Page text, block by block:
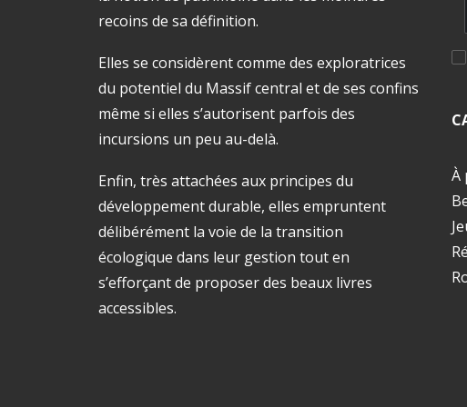
recoins de sa définition.
Elles se considèrent comme des exploratrices
du potentiel du Massif central et de ses confins
même si elles s’autorisent parfois des
incursions un peu au-delà.
Enfin, très attachées aux principes du
développement durable, elles empruntent
délibérément la voie de la transition
écologique dans leur gestion tout en
s’efforçant de proposer des beaux livres
accessibles.
À